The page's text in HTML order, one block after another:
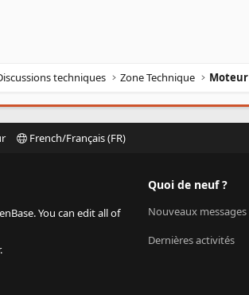
techniques Zone Technique Moteur
French/Français (FR)
You can edit all of
Quoi de neuf ?
Nouveaux messages
Dernières activités